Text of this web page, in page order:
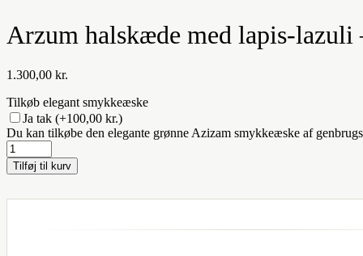
Arzum halskæde med lapis-lazuli
1.300,00 kr.
Tilkøb elegant smykkeæske
Ja tak (+100,00 kr.)
Du kan tilkøbe den elegante grønne Azizam smykkeæske af
Arzum
halskæde
med
Tilføj til kurv